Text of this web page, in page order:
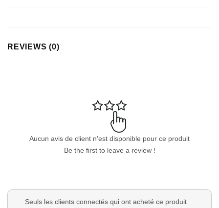
REVIEWS (0)
Aucun avis de client n'est disponible pour ce produit
Be the first to leave a review !
Seuls les clients connectés qui ont acheté ce produit